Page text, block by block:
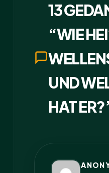
13
“WIE
UND
HAT